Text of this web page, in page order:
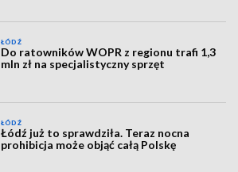
ŁÓDŹ
Do ratowników WOPR z regionu trafi 1,3
mln zł na specjalistyczny sprzęt
ŁÓDŹ
Łódź już to sprawdziła. Teraz nocna
prohibicja może objąć całą Polskę